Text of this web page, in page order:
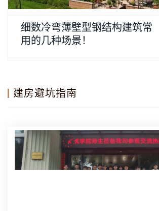
细数冷弯薄壁型钢结构建筑常
用的几种场景！
建房避坑指南